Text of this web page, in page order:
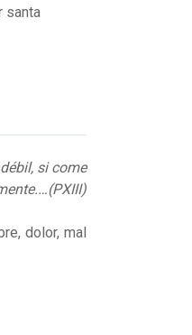
santa
si come
dolor, mal